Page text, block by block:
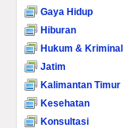
Gaya Hidup
Hiburan
Hukum & Kriminal
Jatim
Kalimantan Timur
Kesehatan
Konsultasi